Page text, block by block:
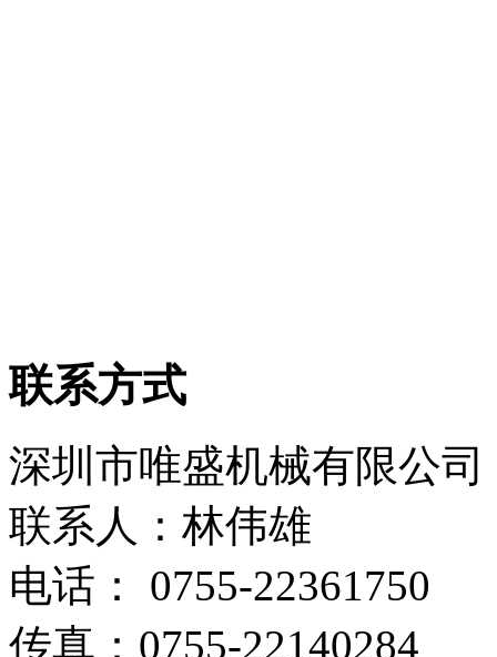
联系方式
深圳市唯盛机械有限公司
联系人：林伟雄
电话： 0755-22361750
传真：0755-22140284